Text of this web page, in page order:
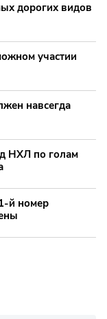
дорогих видов
участии
навсегда
НХЛ по голам
й номер